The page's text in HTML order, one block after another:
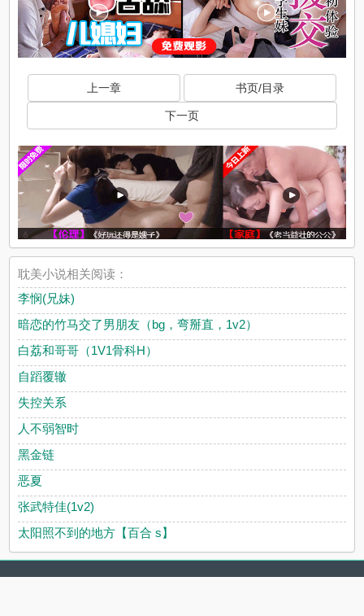
上一章 书页/目录
下一页
耽美小说相关阅读：
李悯(兄妹)
暗恋的竹马交了男朋友（bg，弯掰直，1v2）
白荔和哥哥（1V1骨科H）
自蹈覆辙
失控关系
人不弱智时
黑金链
恶夏
张武特佳(1v2)
太阳照不到的地方【百合 s】